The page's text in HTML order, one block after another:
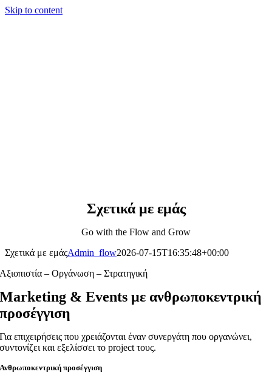
Skip to content
Σχετικά με εμάς
Go with the Flow and Grow
Σχετικά με εμάςAdmin_flow2026-07-15T16:35:48+00:00
Αξιοπιστία – Οργάνωση – Στρατηγική
Μarketing & Εvents με ανθρωποκεντρική
προσέγγιση
Για επιχειρήσεις που χρειάζονται έναν συνεργάτη που οργανώνει,
συντονίζει και εξελίσσει το project τους.
Ανθρωποκεντρική προσέγγιση